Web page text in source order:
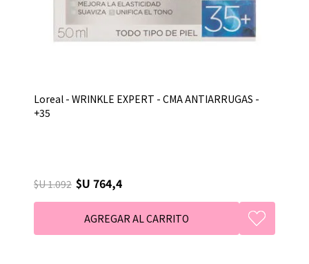
Loreal - WRINKLE EXPERT - CMA ANTIARRUGAS -
+35
$U 1.092 $U 764,4